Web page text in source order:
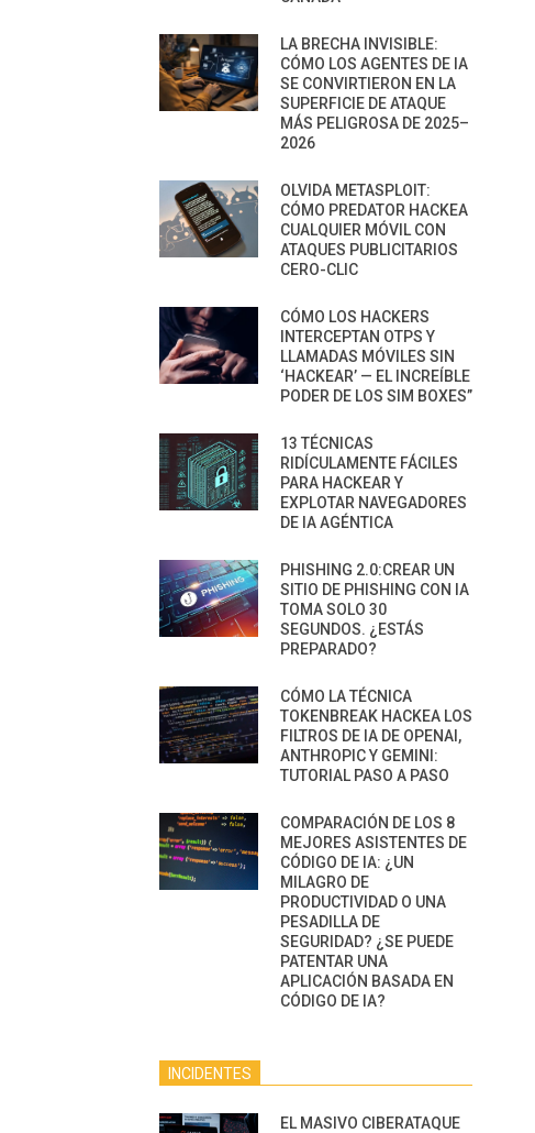
LA BRECHA INVISIBLE:
CÓMO LOS AGENTES DE IA
SE CONVIRTIERON EN LA
SUPERFICIE DE ATAQUE
MÁS PELIGROSA DE 2025–
2026
OLVIDA METASPLOIT:
CÓMO PREDATOR HACKEA
CUALQUIER MÓVIL CON
ATAQUES PUBLICITARIOS
CERO-CLIC
CÓMO LOS HACKERS
INTERCEPTAN OTPS Y
LLAMADAS MÓVILES SIN
‘HACKEAR’ — EL INCREÍBLE
PODER DE LOS SIM BOXES”
13 TÉCNICAS
RIDÍCULAMENTE FÁCILES
PARA HACKEAR Y
EXPLOTAR NAVEGADORES
DE IA AGÉNTICA
PHISHING 2.0:CREAR UN
SITIO DE PHISHING CON IA
TOMA SOLO 30
SEGUNDOS. ¿ESTÁS
PREPARADO?
CÓMO LA TÉCNICA
TOKENBREAK HACKEA LOS
FILTROS DE IA DE OPENAI,
ANTHROPIC Y GEMINI:
TUTORIAL PASO A PASO
COMPARACIÓN DE LOS 8
MEJORES ASISTENTES DE
CÓDIGO DE IA: ¿UN
MILAGRO DE
PRODUCTIVIDAD O UNA
PESADILLA DE
SEGURIDAD? ¿SE PUEDE
PATENTAR UNA
APLICACIÓN BASADA EN
CÓDIGO DE IA?
INCIDENTES
EL MASIVO CIBERATAQUE